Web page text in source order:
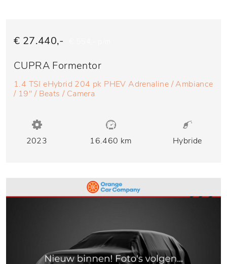
€ 27.440,-
CUPRA Formentor
1.4 TSI eHybrid 204 pk PHEV Adrenaline / Ambiance
/ 19'' / Beats / Camera
2023 16.460 km Hybride